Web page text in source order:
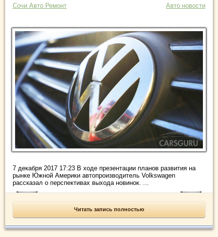
Сочи Авто Ремонт Авто новости
7 декабря 2017 17:23 В ходе презентации планов развития на
рынке Южной Америки автопроизводитель Volkswagen
рассказал о перспективах выхода новинок. ...
Читать запись полностью